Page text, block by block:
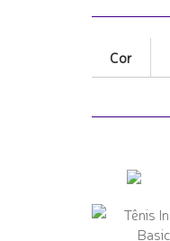
Cor